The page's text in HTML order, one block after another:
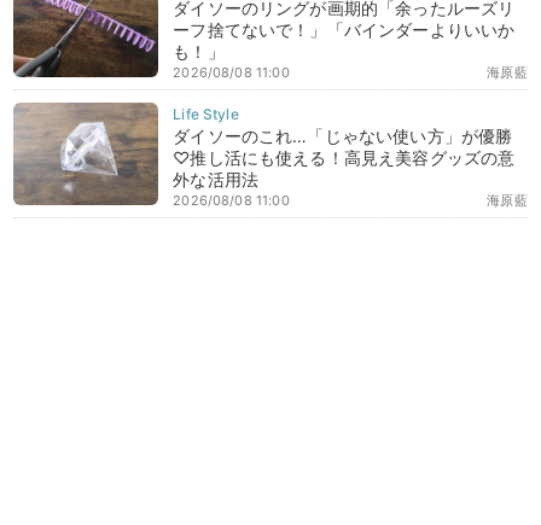
ダイソーのリングが画期的「余ったルーズリ
ーフ捨てないで！」「バインダーよりいいか
も！」
海原藍
2026/08/08 11:00
ダイソーのこれ…「じゃない使い方」が優勝
♡推し活にも使える！高見え美容グッズの意
外な活用法
海原藍
2026/08/08 11:00